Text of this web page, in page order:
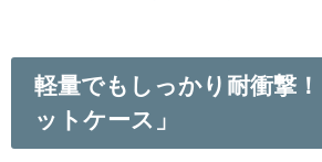
軽量でもしっかり耐衝撃
ットケース」